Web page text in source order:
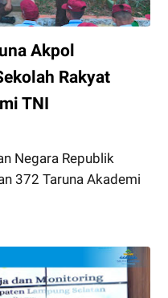
Akpol
Rakyat
TNI
Negara Republik
372 Taruna Akademi